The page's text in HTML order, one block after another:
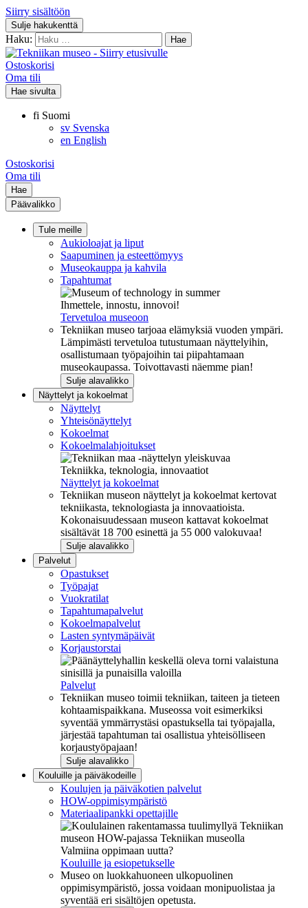
Siirry sisältöön
Sulje hakukenttä
Haku:
Ostoskorisi
Oma tili
Hae sivulta
fi Suomi
sv Svenska
en English
Ostoskorisi
Oma tili
Hae
Päävalikko
Tule meille
Aukioloajat ja liput
Saapuminen ja esteettömyys
Museokauppa ja kahvila
Tapahtumat
Ihmettele, innostu, innovoi!
Tervetuloa museoon
Tekniikan museo tarjoaa elämyksiä vuoden ympäri.
Lämpimästi tervetuloa tutustumaan näyttelyihin,
osallistumaan työpajoihin tai piipahtamaan
museokaupassa. Toivottavasti näemme pian!
Sulje alavalikko
Näyttelyt ja kokoelmat
Näyttelyt
Yhteisönäyttelyt
Kokoelmat
Kokoelmalahjoitukset
Tekniikka, teknologia, innovaatiot
Näyttelyt ja kokoelmat
Tekniikan museon näyttelyt ja kokoelmat kertovat
tekniikasta, teknologiasta ja innovaatioista.
Kokonaisuudessaan museon kattavat kokoelmat
sisältävät 18 700 esinettä ja 55 000 valokuvaa!
Sulje alavalikko
Palvelut
Opastukset
Työpajat
Vuokratilat
Tapahtumapalvelut
Kokoelmapalvelut
Lasten syntymäpäivät
Korjaustorstai
Palvelut
Tekniikan museo toimii tekniikan, taiteen ja tieteen
kohtaamispaikkana. Museossa voit esimerkiksi
syventää ymmärrystäsi opastuksella tai työpajalla,
järjestää tapahtuman tai osallistua yhteisölliseen
korjaustyöpajaan!
Sulje alavalikko
Kouluille ja päiväkodeille
Koulujen ja päiväkotien palvelut
HOW-oppimisympäristö
Materiaalipankki opettajille
Valmiina oppimaan uutta?
Kouluille ja esiopetukselle
Museo on luokkahuoneen ulkopuolinen
oppimisympäristö, jossa voidaan monipuolistaa ja
syventää eri sisältöjen opetusta.